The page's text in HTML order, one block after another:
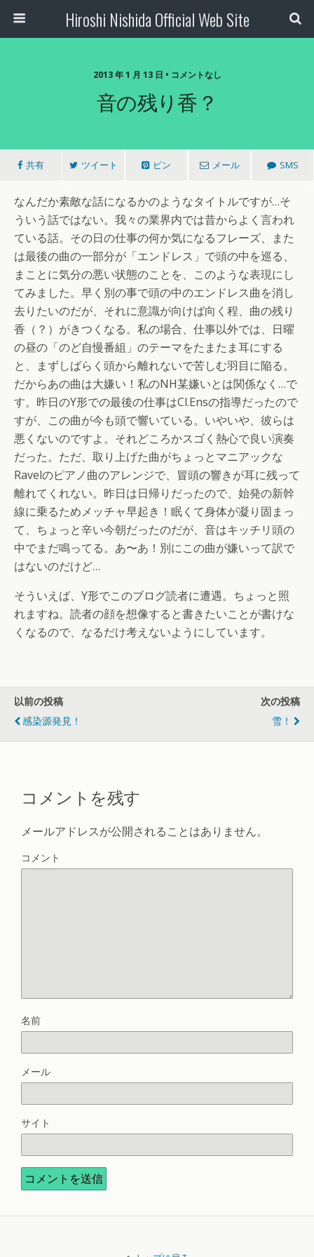
Hiroshi Nishida Official Web Site
2013 年 1 月 13 日 • コメントなし
音の残り香？
共有 ツイート ピン メール SMS
なんだか素敵な話になるかのようなタイトルですが…そ
ういう話ではない。我々の業界内では昔からよく言われ
ている話。その日の仕事の何か気になるフレーズ、また
は最後の曲の一部分が「エンドレス」で頭の中を巡る、
まことに気分の悪い状態のことを、このような表現にし
てみました。早く別の事で頭の中のエンドレス曲を消し
去りたいのだが、それに意識が向けば向く程、曲の残り
香（？）がきつくなる。私の場合、仕事以外では、日曜
の昼の「のど自慢番組」のテーマをたまたま耳にする
と、まずしばらく頭から離れないで苦しむ羽目に陥る。
だからあの曲は大嫌い！私のNH某嫌いとは関係なく…で
す。昨日のY形での最後の仕事はCl.Ensの指導だったので
すが、この曲が今も頭で響いている。いやいや、彼らは
悪くないのですよ。それどころかスゴく熱心で良い演奏
だった。ただ、取り上げた曲がちょっとマニアックな
Ravelのピアノ曲のアレンジで、冒頭の響きが耳に残って
離れてくれない。昨日は日帰りだったので、始発の新幹
線に乗るためメッチャ早起き！眠くて身体が凝り固まっ
て、ちょっと辛い今朝だったのだが、音はキッチリ頭の
中でまだ鳴ってる。あ〜あ！別にこの曲が嫌いって訳で
はないのだけど…
そういえば、Y形でこのブログ読者に遭遇。ちょっと照
れますね。読者の顔を想像すると書きたいことが書けな
くなるので、なるだけ考えないようにしています。
以前の投稿
感染源発見！
次の投稿
雪！
コメントを残す
メールアドレスが公開されることはありません。
コメント
名前
メール
サイト